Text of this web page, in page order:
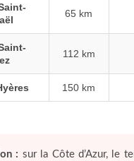
65 km
112 km
150 km
: sur la Côte d’Azur, le